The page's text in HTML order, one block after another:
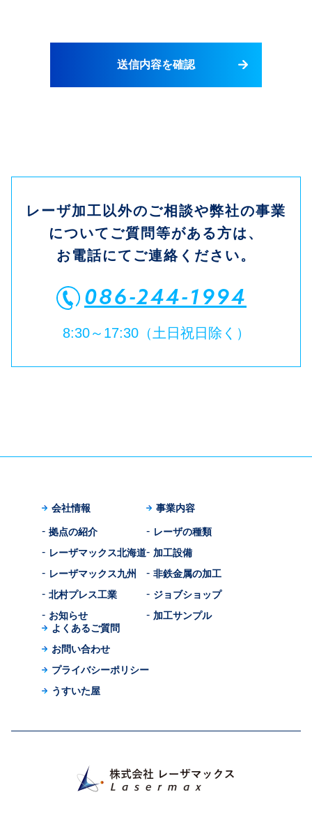
送信内容を確認
レーザ加工以外のご相談や弊社の事業
についてご質問等がある方は、
お電話にてご連絡ください。
086-244-1994
8:30～17:30（土日祝日除く）
会社情報
拠点の紹介
レーザマックス北海道
レーザマックス九州
北村プレス工業
お知らせ
事業内容
レーザの種類
加工設備
非鉄金属の加工
ジョブショップ
加工サンプル
よくあるご質問
お問い合わせ
プライバシーポリシー
うすいた屋